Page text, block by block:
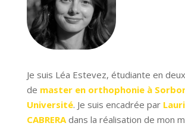
Je suis Léa Estevez, étudiante en
de master en orthophonie à
Université. Je suis encadrée par
CABRERAdans la réalisation de mon